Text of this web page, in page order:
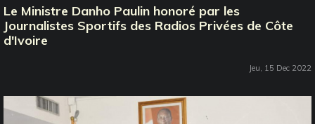
Le Ministre Danho Paulin honoré par les
Journalistes Sportifs des Radios Privées de Côte
d'Ivoire
Jeu, 15 Dec 2022